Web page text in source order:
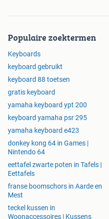
Populaire zoektermen
Keyboards
keyboard gebruikt
keyboard 88 toetsen
gratis keyboard
yamaha keyboard ypt 200
keyboard yamaha psr 295
yamaha keyboard e423
donkey kong 64 in Games |
Nintendo 64
eettafel zwarte poten in Tafels |
Eettafels
franse boomschors in Aarde en
Mest
teckel kussen in
Woonaccessoires | Kussens